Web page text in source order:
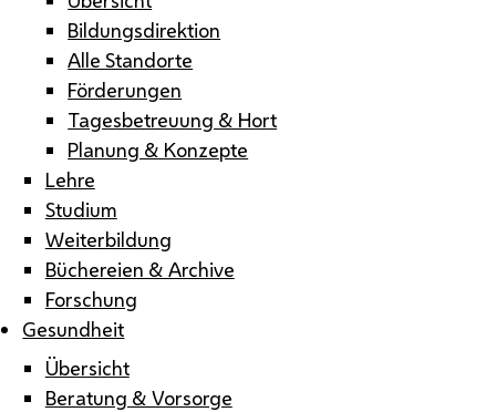
Bildungsdirektion
Alle Standorte
Förderungen
Tagesbetreuung & Hort
Planung & Konzepte
Lehre
Studium
Weiterbildung
Büchereien & Archive
Forschung
Gesundheit
Übersicht
Beratung & Vorsorge